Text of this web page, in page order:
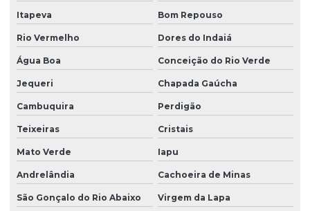
Itapeva Bom Repouso
Rio Vermelho Dores do Indaiá
Água Boa Conceição do Rio Verde
Jequeri Chapada Gaúcha
Cambuquira Perdigão
Teixeiras Cristais
Mato Verde Iapu
Andrelândia Cachoeira de Minas
São Gonçalo do Rio Abaixo Virgem da Lapa